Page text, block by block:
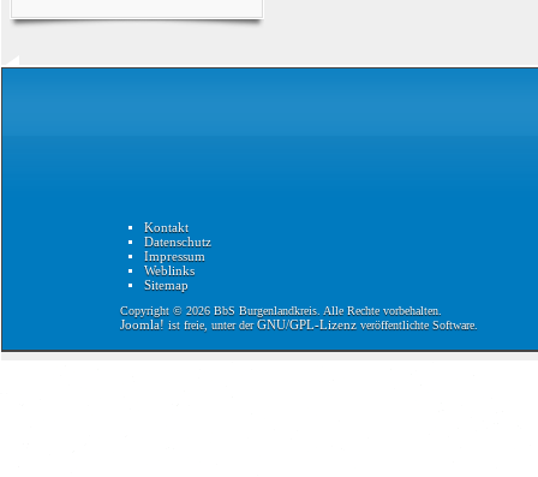
Kontakt
Datenschutz
Impressum
Weblinks
Sitemap
Copyright © 2026 BbS Burgenlandkreis. Alle Rechte vorbehalten.
Joomla! ist freie, unter derGNU/GPL-Lizenzveröffentlichte Software.